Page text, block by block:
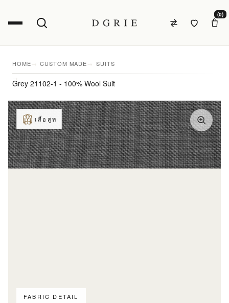
(0)
HOME CUSTOM MADE SUITS
Grey 21102-1 - 100% Wool Suit
FABRIC DETAIL
เสื้อสูท